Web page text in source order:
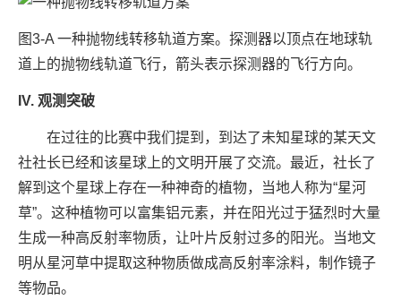
图3-A 一种抛物线转移轨道方案。探测器以顶点在地球轨
道上的抛物线轨道飞行，箭头表示探测器的飞行方向。
IV. 观测突破
在过往的比赛中我们提到，到达了未知星球的某天文
社社长已经和该星球上的文明开展了交流。最近，社长了
解到这个星球上存在一种神奇的植物，当地人称为“星河
草”。这种植物可以富集铝元素，并在阳光过于猛烈时大量
生成一种高反射率物质，让叶片反射过多的阳光。当地文
明从星河草中提取这种物质做成高反射率涂料，制作镜子
等物品。